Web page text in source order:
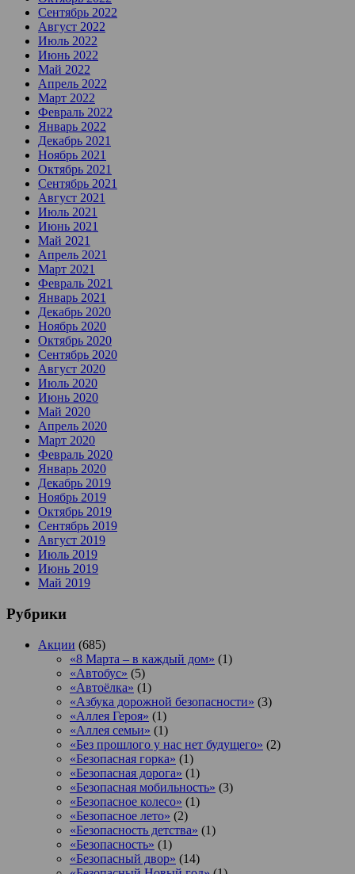
Сентябрь 2022
Август 2022
Июль 2022
Июнь 2022
Май 2022
Апрель 2022
Март 2022
Февраль 2022
Январь 2022
Декабрь 2021
Ноябрь 2021
Октябрь 2021
Сентябрь 2021
Август 2021
Июль 2021
Июнь 2021
Май 2021
Апрель 2021
Март 2021
Февраль 2021
Январь 2021
Декабрь 2020
Ноябрь 2020
Октябрь 2020
Сентябрь 2020
Август 2020
Июль 2020
Июнь 2020
Май 2020
Апрель 2020
Март 2020
Февраль 2020
Январь 2020
Декабрь 2019
Ноябрь 2019
Октябрь 2019
Сентябрь 2019
Август 2019
Июль 2019
Июнь 2019
Май 2019
Рубрики
Акции (685)
«8 Марта – в каждый дом» (1)
«Автобус» (5)
«Автоёлка» (1)
«Азбука дорожной безопасности» (3)
«Аллея Героя» (1)
«Аллея семьи» (1)
«Без прошлого у нас нет будущего» (2)
«Безопасная горка» (1)
«Безопасная дорога» (1)
«Безопасная мобильность» (3)
«Безопасное колесо» (1)
«Безопасное лето» (2)
«Безопасность детства» (1)
«Безопасность» (1)
«Безопасный двор» (14)